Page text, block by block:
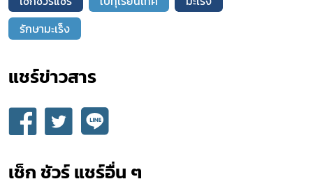
รักษามะเร็ง
แชร์ข่าวสาร​
เช็ก ชัวร์ แชร์อื่น ๆ